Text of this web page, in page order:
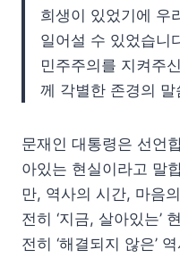
희생이 있었기에 우
일어설 수 있었습니
민주주의를 지켜주
께 각별한 존경의
문재인 대통령은 선언
아있는 현실이라고 말
만, 역사의 시간, 마음
전히 ‘지금, 살아있는’
전히 ‘해결되지 않은’